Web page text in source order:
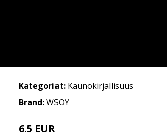
Kategoriat: Kaunokirjallisuus
Brand:WSOY
6.5 EUR